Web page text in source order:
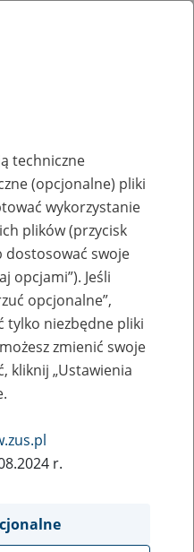
zakładanie profili
firmy
techniczne
(opcjonalne) pliki
wykorzystanie
plików (przycisk
dostosować swoje
opcjami”). Jeśli
opcjonalne”,
tylko niezbędne pliki
zmienić swoje
kliknij „Ustawienia
r.